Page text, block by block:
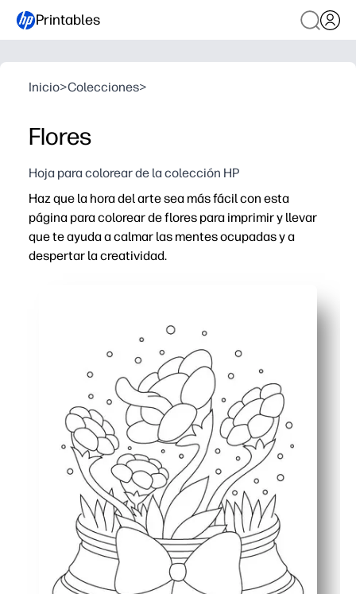
Printables
Inicio>Colecciones>
Flores
Hoja para colorear de la colección HP
Haz que la hora del arte sea más fácil con esta
página para colorear de flores para imprimir y llevar
que te ayuda a calmar las mentes ocupadas y a
despertar la creatividad.
Refuerza el control de la motricidad fina y el agarre
Promueve la concentración y la atención plena, por
Resultados versátiles: póngalos en tablones de